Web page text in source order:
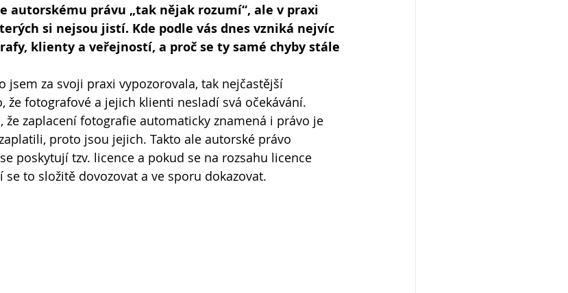
autorskému právu „tak nějak rozumí“, ale v praxi
si nejsou jistí. Kde podle vás dnes vzniká nejvíc
klienty a veřejností, a proč se ty samé chyby stále
jsem za svoji praxi vypozorovala, tak nejčastější
že fotografové a jejich klienti nesladí svá očekávání.
zaplacení fotografie automaticky znamená i právo je
proto jsou jejich. Takto ale autorské právo
poskytují tzv. licence a pokud se na rozsahu licence
to složitě dovozovat a ve sporu dokazovat.